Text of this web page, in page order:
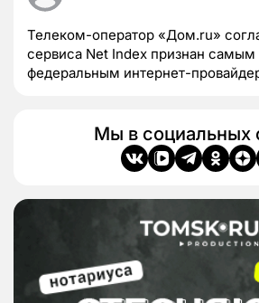
Телеком-оператор «Дом.ru»
сервиса Net Index признан
федеральным интернет-
Мы в социальных